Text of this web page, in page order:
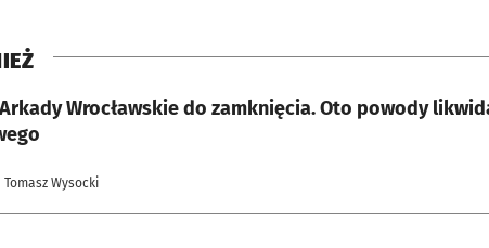
Wrocławskie do zamknięcia. Oto powody
| Tomasz Wysocki